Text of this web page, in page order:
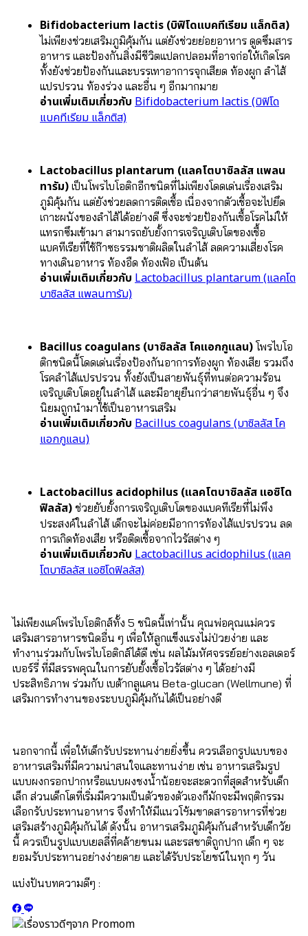
Bifidobacterium lactis (บิฟิโดแบคทีเรียม แล็กติส)
ไม่เพียงช่วยเสริมภูมิคุ้มกัน แต่ยังช่วยย่อยอาหาร ดูดซึมสาร
อาหาร และป้องกันสิ่งมีชีวิตแปลกปลอมที่อาจก่อให้เกิดโรค
ทั้งยังช่วยป้องกันและบรรเทาอาการจุกเสียด ท้องผูก ลำไส้
แปรปรวน ท้องร่วง และอื่น ๆ อีกมากมาย
อ่านเพิ่มเติมเกี่ยวกับ Bifidobacterium lactis (บิฟิโด
แบคทีเรียม แล็กติส)
Lactobacillus plantarum (แลคโตบาซิลลัส แพลน
ทารัม) เป็นโพรไบโอติกอีกชนิดที่ไม่เพียงโดดเด่นเรื่องเสริม
ภูมิคุ้มกัน แต่ยังช่วยลดการติดเชื้อ เนื่องจากตัวเชื้อจะไปยึด
เกาะผนังของลำไส้ได้อย่างดี ซึ่งจะช่วยป้องกันเชื้อโรคไม่ให้
แทรกซึมเข้ามา สามารถยับยั้งการเจริญเติบโตของเชื้อ
แบคทีเรียที่ใช้ก๊าซธรรมชาติผลิตในลำไส้ ลดความเสี่ยงโรค
ทางเดินอาหาร ท้องอืด ท้องเฟ้อ เป็นต้น
อ่านเพิ่มเติมเกี่ยวกับ Lactobacillus plantarum (แลคโต
บาซิลลัส แพลนทารัม)
Bacillus coagulans (บาซิลลัส โคแอกกูแลน) โพรไบโอ
ติกชนิดนี้โดดเด่นเรื่องป้องกันอาการท้องผูก ท้องเสีย รวมถึง
โรคลำไส้แปรปรวน ทั้งยังเป็นสายพันธุ์ที่ทนต่อความร้อน
เจริญเติบโตอยู่ในลำไส้ และมีอายุยืนกว่าสายพันธุ์อื่น ๆ จึง
นิยมถูกนำมาใช้เป็นอาหารเสริม
อ่านเพิ่มเติมเกี่ยวกับ Bacillus coagulans (บาซิลลัส โค
แอกกูแลน)
Lactobacillus acidophilus (แลคโตบาซิลลัส แอซิโด
ฟิลลัส) ช่วยยับยั้งการเจริญเติบโตของแบคทีเรียที่ไม่พึง
ประสงค์ในลำไส้ เด็กจะไม่ค่อยมีอาการท้องไส้แปรปรวน ลด
การเกิดท้องเสีย หรือติดเชื้อจากไวรัสต่าง ๆ
อ่านเพิ่มเติมเกี่ยวกับ Lactobacillus acidophilus (แลค
โตบาซิลลัส แอซิโดฟิลลัส)
ไม่เพียงแค่โพรไบโอติกส์ทั้ง 5 ชนิดนี้เท่านั้น คุณพ่อคุณแม่ควร
เสริมสารอาหารชนิดอื่น ๆ เพื่อให้ลูกแข็งแรงไม่ป่วยง่าย และ
ทำงานร่วมกับโพรไบโอติกส์ได้ดี เช่น ผลไม้มหัศจรรย์อย่างเอลเดอร์
เบอร์รี่ ที่มีสรรพคุณในการยับยั้งเชื้อไวรัสต่าง ๆ ได้อย่างมี
ประสิทธิภาพ ร่วมกับ เบต้ากลูแคน Beta-glucan (Wellmune) ที่
เสริมการทำงานของระบบภูมิคุ้มกันได้เป็นอย่างดี
นอกจากนี้ เพื่อให้เด็กรับประทานง่ายยิ่งขึ้น ควรเลือกรูปแบบของ
อาหารเสริมที่มีความน่าสนใจและทานง่าย เช่น อาหารเสริมรูป
แบบผงกรอกปากหรือแบบผงชงน้ำน้อยจะสะดวกที่สุดสำหรับเด็ก
เล็ก ส่วนเด็กโตที่เริ่มมีความเป็นตัวของตัวเองก็มักจะมีพฤติกรรม
เลือกรับประทานอาหาร จึงทำให้มีแนวโฯ้มขาดสารอาหารที่ช่วย
เสริมสร้างภูมิคุ้มกันได้ ดังนั้น อาหารเสริมภูมิคุ้มกันสำหรับเด็กวัย
นี้ ควรเป็นรูปแบบเยลลี่ที่คล้ายขนม และรสชาติถูกปาก เด็ก ๆ จะ
ยอมรับประทานอย่างง่ายดาย และได้รับประโยชน์ในทุก ๆ วัน
แบ่งปันบทความดีๆ :